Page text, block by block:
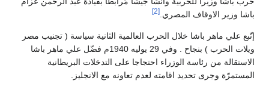
المصري.
باشا خلال الحرب العالمية الثانية سياسة ( تجنيب مصر
ويلات الحرب ) بنجاح . وفي 29 يوليه 1940م فضّل علي ماهر باشا
رئاسة الوزراء احتجاجا على التدخلات البريطانية
تحديد اقامته لعدم تعاونه مع الانجليز.